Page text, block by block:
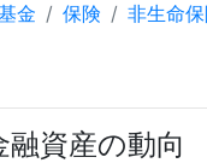
金 保険 非生命
資産の動向